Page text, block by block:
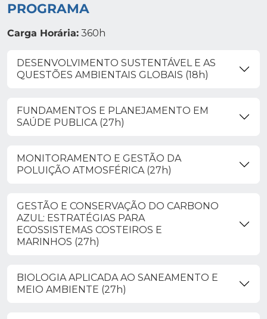
PROGRAMA
Carga Horária: 360h
DESENVOLVIMENTO SUSTENTÁVEL E AS
QUESTÕES AMBIENTAIS GLOBAIS (18h)
FUNDAMENTOS E PLANEJAMENTO EM
SAÚDE PUBLICA (27h)
MONITORAMENTO E GESTÃO DA
POLUIÇÃO ATMOSFÉRICA (27h)
GESTÃO E CONSERVAÇÃO DO CARBONO
AZUL: ESTRATÉGIAS PARA
ECOSSISTEMAS COSTEIROS E
MARINHOS (27h)
BIOLOGIA APLICADA AO SANEAMENTO E
MEIO AMBIENTE (27h)